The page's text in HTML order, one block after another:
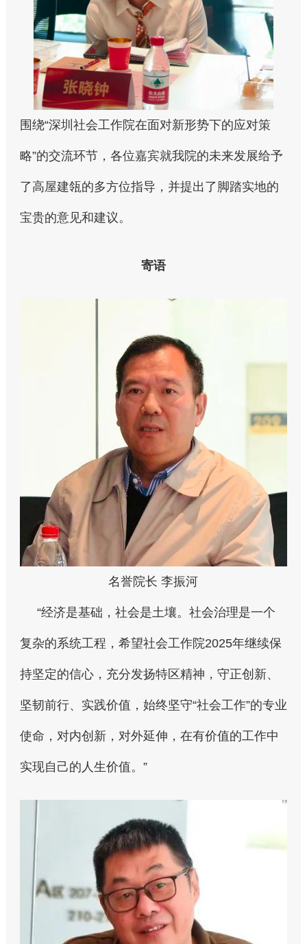
围绕“深圳社会工作院在面对新形势下的应对策
略”的交流环节，各位嘉宾就我院的未来发展给予
了高屋建瓴的多方位指导，并提出了脚踏实地的
宝贵的意见和建议。
寄语
名誉院长 李振河
“经济是基础，社会是土壤。社会治理是一个
复杂的系统工程，希望社会工作院2025年继续保
持坚定的信心，充分发扬特区精神，守正创新、
坚韧前行、实践价值，始终坚守“社会工作”的专业
使命，对内创新，对外延伸，在有价值的工作中
实现自己的人生价值。”